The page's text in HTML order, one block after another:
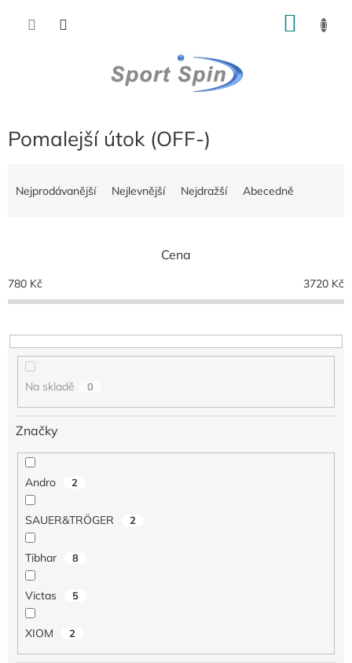
Pomalejší útok (OFF-)
p
r
o
u
Nejprodávanější Nejlevnější Nejdražší Abecedně
Cena
780 Kč 3720 Kč
Na skladě 0
Značky
Andro 2
SAUER&TRÖGER 2
Tibhar 8
Victas 5
XIOM 2